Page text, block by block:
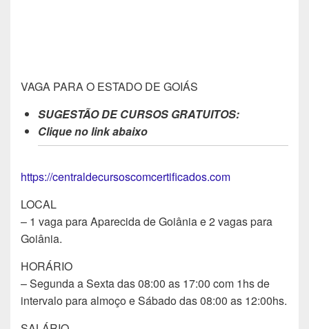
VAGA PARA O ESTADO DE GOIÁS
SUGESTÃO DE CURSOS GRATUITOS:
Clique no link abaixo
https://centraldecursoscomcertificados.com
LOCAL
– 1 vaga para Aparecida de Goiânia e 2 vagas para
Goiânia.
HORÁRIO
– Segunda a Sexta das 08:00 as 17:00 com 1hs de
intervalo para almoço e Sábado das 08:00 as 12:00hs.